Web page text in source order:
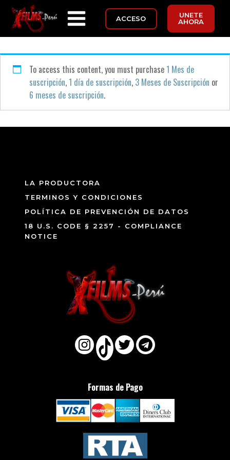
ACCESO
UNETE
AHORA
To access this content, you must purchase1 Mes de
suscripción,1 día de suscripción, 3 Meses de Suscripción or
6 meses de suscripción.
LA PRODUCTORA
TERMINOS Y CONDICIONES
POLÍTICA DE PREVENCIÓN DE DATOS
18 U.S. CODE § 2257 - COMPLIANCE
NOTICE
Formas de Pago